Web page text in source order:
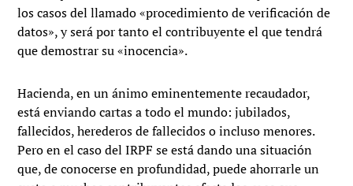
los casos del llamado «procedimiento de verificación de
datos», y será por tanto el contribuyente el que tendrá
que demostrar su «inocencia».
Hacienda, en un ánimo eminentemente recaudador,
está enviando cartas a todo el mundo: jubilados,
fallecidos, herederos de fallecidos o incluso menores.
Pero en el caso del IRPF se está dando una situación
que, de conocerse en profundidad, puede ahorrarle un